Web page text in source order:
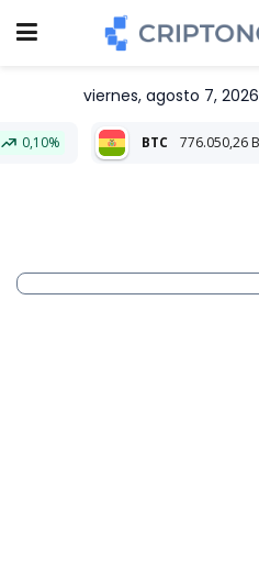
viernes, agosto 7, 2026
BTC 776.050,26 BOB 0,13%